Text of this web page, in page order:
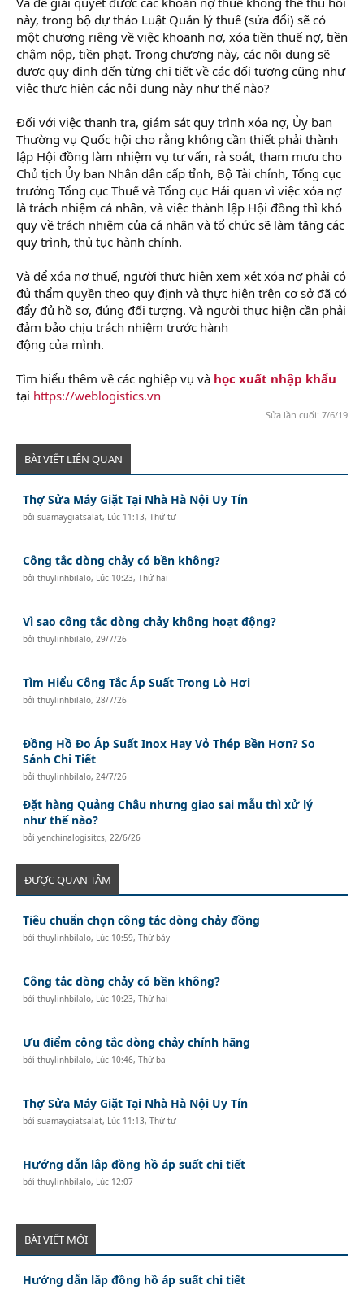
này, trong bộ dự thảo Luật Quản lý thuế (sửa đổi) sẽ có
một chương riêng về việc khoanh nợ, xóa tiền thuế nợ, tiền
chậm nộp, tiền phạt. Trong chương này, các nội dung sẽ
được quy định đến từng chi tiết về các đối tượng cũng như
việc thực hiện các nội dung này như thế nào?
Đối với việc thanh tra, giám sát quy trình xóa nợ, Ủy ban
Thường vụ Quốc hội cho rằng không cần thiết phải thành
lập Hội đồng làm nhiệm vụ tư vấn, rà soát, tham mưu cho
Chủ tịch Ủy ban Nhân dân cấp tỉnh, Bộ Tài chính, Tổng cục
trưởng Tổng cục Thuế và Tổng cục Hải quan vì việc xóa nợ
là trách nhiệm cá nhân, và việc thành lập Hội đồng thì khó
quy về trách nhiệm của cá nhân và tổ chức sẽ làm tăng các
quy trình, thủ tục hành chính.
Và để xóa nợ thuế, người thực hiện xem xét xóa nợ phải có
đủ thẩm quyền theo quy định và thực hiện trên cơ sở đã có
đẩy đủ hồ sơ, đúng đối tượng. Và người thực hiện cần phải
đảm bảo chịu trách nhiệm trước hành
động của mình.
Tìm hiểu thêm về các nghiệp vụ và học xuất nhập khẩu
tại https://weblogistics.vn
Sửa lần cuối: 7/6/19
BÀI VIẾT LIÊN QUAN
Thợ Sửa Máy Giặt Tại Nhà Hà Nội Uy Tín
bởisuamaygiatsalat, Lúc 11:13, Thứ tư
Công tắc dòng chảy có bền không?
bởithuylinhbilalo, Lúc 10:23, Thứ hai
Vì sao công tắc dòng chảy không hoạt động?
bởithuylinhbilalo,29/7/26
Tìm Hiểu Công Tắc Áp Suất Trong Lò Hơi
bởithuylinhbilalo,28/7/26
Đồng Hồ Đo Áp Suất Inox Hay Vỏ Thép Bền Hơn? So
Sánh Chi Tiết
bởithuylinhbilalo,24/7/26
Đặt hàng Quảng Châu nhưng giao sai mẫu thì xử lý
như thế nào?
bởiyenchinalogisitcs,22/6/26
ĐƯỢC QUAN TÂM
Tiêu chuẩn chọn công tắc dòng chảy đồng
bởithuylinhbilalo, Lúc 10:59, Thứ bảy
Công tắc dòng chảy có bền không?
bởithuylinhbilalo, Lúc 10:23, Thứ hai
Ưu điểm công tắc dòng chảy chính hãng
bởithuylinhbilalo, Lúc 10:46, Thứ ba
Thợ Sửa Máy Giặt Tại Nhà Hà Nội Uy Tín
bởisuamaygiatsalat, Lúc 11:13, Thứ tư
Hướng dẫn lắp đồng hồ áp suất chi tiết
bởithuylinhbilalo, Lúc 12:07
BÀI VIẾT MỚI
Hướng dẫn lắp đồng hồ áp suất chi tiết